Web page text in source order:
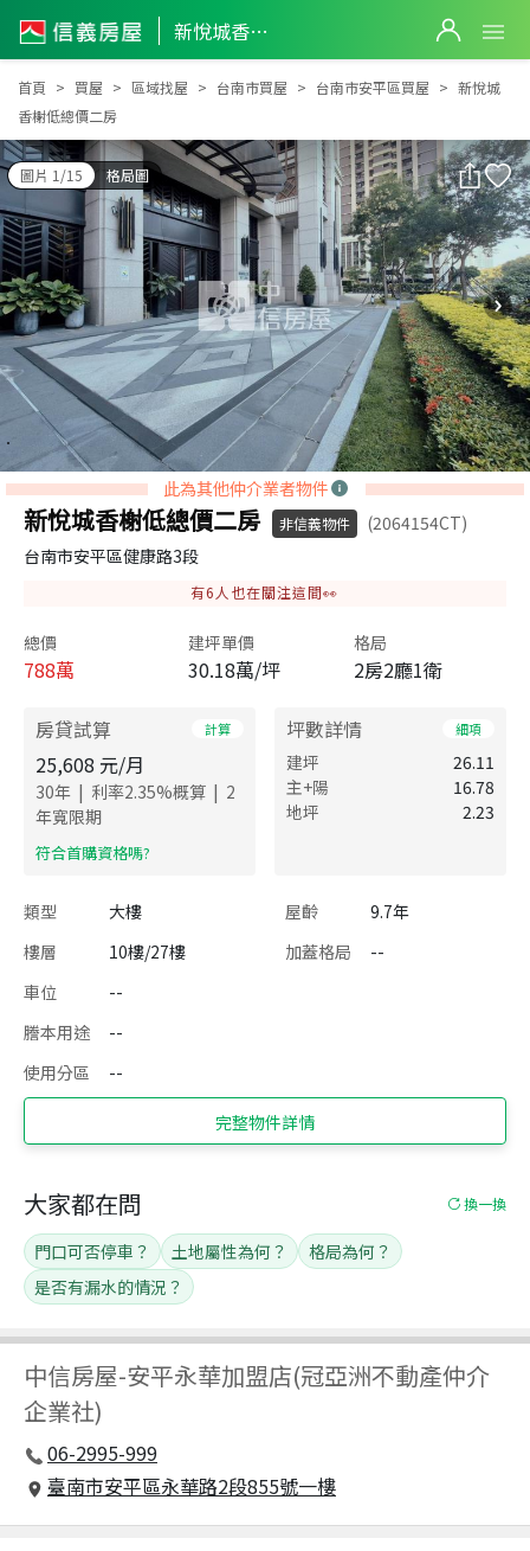
新悅城香榭低總價二房
新悅城香榭低總價二房
首頁 買屋 區域找屋 台南市買屋 台南市安平區買屋
新悅城
香榭低總價二房
圖片 1/15 格局圖
此為其他仲介業者物件
新悅城香榭低總價二房 非信義物件
(2064154CT)
台南市安平區健康路3段
有6 人也在關注這間👀
總價
788萬
建坪單價
30.18萬/坪
格局
2房2廳1衛
房貸試算 計算
25,608 元/月
30年 | 利率2.35%概算 | 2
年寬限期
​符合首購資格嗎?
坪數詳情 細項
建坪
26.11
主+陽
16.78
地坪
2.23
類型 大樓 屋齡
9.7年
樓層
10樓/27樓 加蓋格局
--
車位
--
謄本用途
--
使用分區
--
完整物件詳情
中信房屋-安平永華加盟店(冠亞洲不動產仲介
企業社)
06-2995-999
臺南市安平區永華路2段855號一樓
大家都在問 換一換
門口可否停車？ 土地屬性為何？
格局為何？
是否有漏水的情況？